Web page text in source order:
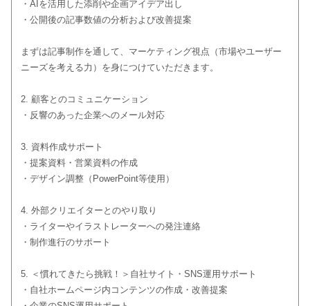
・AIを活用した添削や企画アイデア出し
・公開後の記事数値の分析および改善提案
まずは記事制作を通して、マーケティング視点（市場やユーザー
ニーズを考える力）を身につけていただきます。
2. 顧客とのコミュニケーション
・反響のあった企業へのメール対応
3. 資料作成サポート
・提案資料・営業資料の作成
・デザイン調整（PowerPoint等使用）
4. 外部クリエイターとのやり取り
・ライターやイラストレーターへの発注連絡
・制作進行のサポート
5. ＜慣れてきたら挑戦！＞自社サイト・SNS運用サポート
・自社ホームページ内コンテンツの作成・改善提案